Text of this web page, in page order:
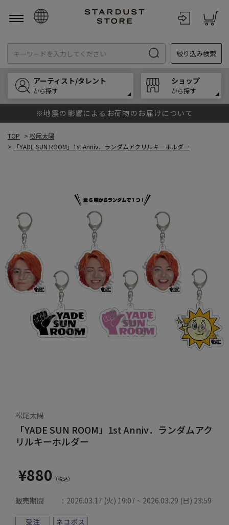
English
한국어
中文
絞り込み検索
アーティスト/タレント
から探す
ショップ
から探す
※地震の影響によるお荷物のお届けについて
TOP > 松尾太陽
>
「YADE SUN ROOM」1st Anniv．ランダムアクリルキーホルダー
松尾太陽
「YADE SUN ROOM」1st Anniv．ランダムアク
リルキーホルダー
¥880
販売期間 2026.03.17 (火) 19:07 ~ 2026.03.29 (日) 23:59